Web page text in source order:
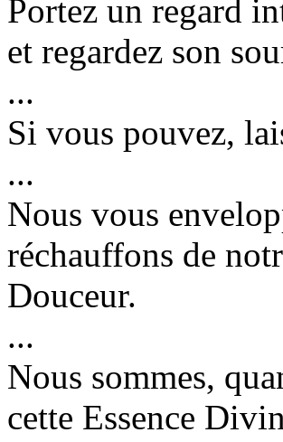
Portez un regard
et regardez son
...
Si vous pouvez,
...
Nous vous
réchauffons de
Douceur.
...
Nous sommes,
cette Essence